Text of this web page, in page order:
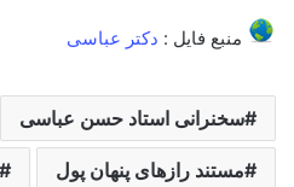
منبع فایل : دکتر عباسی
سخنرانی استاد حسن عباسی
مستند رازهای پنهان پول